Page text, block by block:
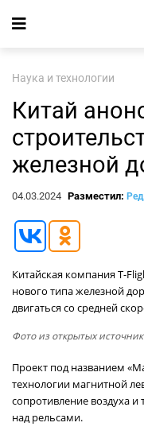
Наука и технологии
Китай
железной
04.03.2024 Разместил:
Китайская компания T-
нового типа железной
двигаться со средней
Фото из открытых
Проект под названием
технологии магнитной
сопротивление воздуха и
над рельсами.